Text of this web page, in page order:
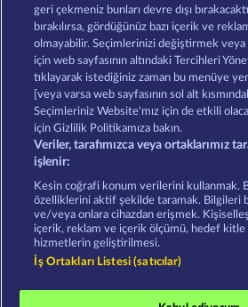
Pharaos Riches Jack
Hüküm ve Koşullar Gizlilik
Şirket SSS Ortaklık
İptal talebini
Sosyal casino oyunları sadece
geri çekmeniz bunları devre dışı
bırakılırsa, gördüğünüz bazı içerik ve
olmayabilir. Seçimlerinizi değiştirmek veya
için web sayfasının altındaki Tercihleri
tıklayarak istediğiniz zaman bu menüye
[veya varsa web sayfasının sol alt
Seçimleriniz Website'mız için de etkili
için Gizlilik Politikamıza bakın.
Veriler, tarafımızca veya ortaklarımız
işlenir:
Kesin coğrafi konum verilerini kullanmak.
özelliklerini aktif şekilde taramak. Bilgileri
ve/veya onlara cihazdan erişmek.
içerik, reklam ve içerik ölçümü, hedef kitle
hizmetlerin geliştirilmesi.
İş Ortakları Listesi (satıcılar)